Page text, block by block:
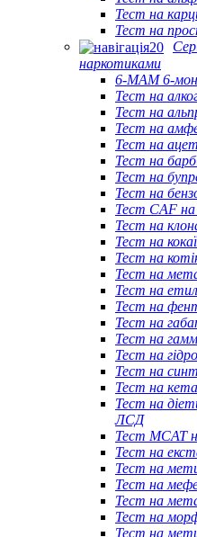
Тест на
Тест на
наркотиками
6-MAM 6-
Тест на
Тест на
Тест на
Тест на
Тест на
Тест на
Тест на
Тест CAF на
Тест на
Тест на
Тест на
Тест на
Тест на
Тест на
Тест на
Тест на
Тест на
Тест на
Тест на
Тест на
ЛСД
Тест MCAT
Тест на
Тест на
Тест на
Тест на
Тест на
Тест на